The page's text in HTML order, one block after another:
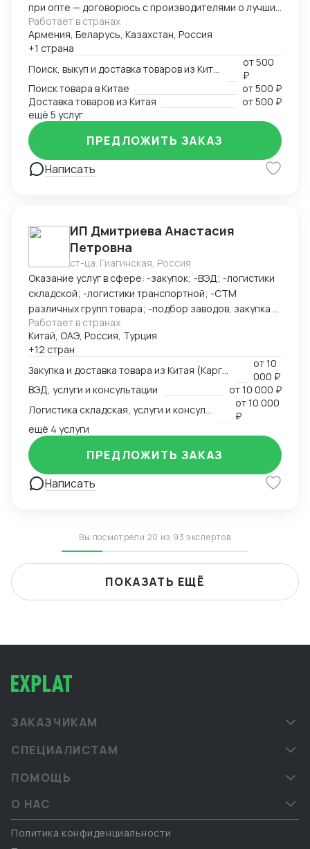
при опте — договорюсь с производителями о лучших
условиях ✅ Предоставлю фото- и видеоотчет перед
отправкой ✅ Надежная упаковка — минимизация
рисков повреждений при перевозке ✅ Доставка
товара до склада в Москву, отправка в любой город
России (ТК на выбор) ✅ Также доставлю в Армению,
Беларусь, Казахстан, Кыргызстан ✅ Полное
сопровождение — от заказа до получения ➡
Пришлите ссылку на товар или фото, его количество,
и я рассчитаю стоимость доставки
Работает в странах
Армения, Беларусь, Казахстан, Россия
+1 страна
от500
₽
Поиск товара в Китае
от500 ₽
Доставка товаров из Китая
от500 ₽
ещё 5 услуг
Написать
ПРЕДЛОЖИТЬ ЗАКАЗ
ИП Дмитриева Анастасия
Петровна
ст-ца. Гиагинская, Россия
Оказание услуг в сфере: -закупок; -ВЭД; -логистики
складской; -логистики транспортной; -СТМ
различных групп товара; -подбор заводов, закупка и
доставка товара из Китая (КАРГО и Белый ввоз)
Страны с которыми работаю по сей день: Европа,
США, ОАЭ, Турция, Китай, СНГ
Работает в странах
Китай, ОАЭ, Россия, Турция
+12 стран
от10
000 ₽
ВЭД, услуги и консультации
от10 000 ₽
от10 000
₽
ещё 4 услуги
Написать
ПРЕДЛОЖИТЬ ЗАКАЗ
Вы посмотрели 20 из 93 экспертов
ПОКАЗАТЬ ЕЩЁ
ЗАКАЗЧИКАМ
СПЕЦИАЛИСТАМ
ПОМОЩЬ
О НАС
Политика конфиденциальности